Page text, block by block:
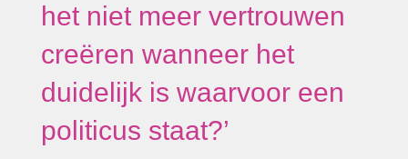
het niet meer vertrouwen
creëren wanneer het
duidelijk is waarvoor een
politicus staat?’